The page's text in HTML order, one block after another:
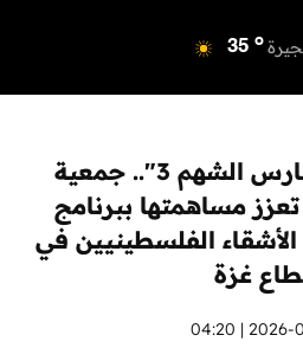
35 o
39 o
o
34 o
بالتعاون مع "الفارس الشهم 3".. جمعية
مساهمتها ببرنامج
الفلسطينيين في
غزة
2026-07-